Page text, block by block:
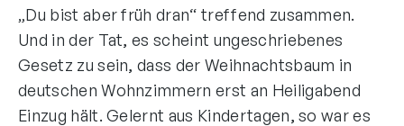
„Du bist aber früh dran“ treffend zusammen.
Und in der Tat, es scheint ungeschriebenes
Gesetz zu sein, dass der Weihnachtsbaum in
deutschen Wohnzimmern erst an Heiligabend
Einzug hält. Gelernt aus Kindertagen, so war es